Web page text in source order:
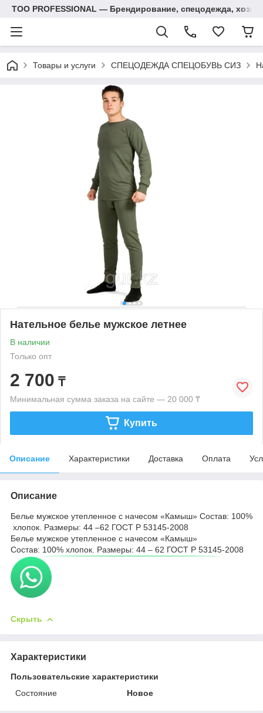
ТОО PROFESSIONAL — Брендирование, спецодежда,
Товары и услуги СПЕЦОДЕЖДА СПЕЦОБУВЬ СИЗ
Нательное белье мужское летнее
В наличии
Только опт
2 700 ₸
Минимальная сумма заказа на сайте — 20 000 ₸
Купить
Описание Характеристики Доставка Оплата
Описание
Белье мужское утепленное с начесом «Камыш» Состав: 100%
хлопок. Размеры: 44 –62 ГОСТ Р 53145-2008
Белье мужское утепленное с начесом «Камыш»
Состав: 100% хлопок. Размеры: 44 – 62 ГОСТ Р 53145-2008
Скрыть
Характеристики
Пользовательские характеристики
Состояние
Новое